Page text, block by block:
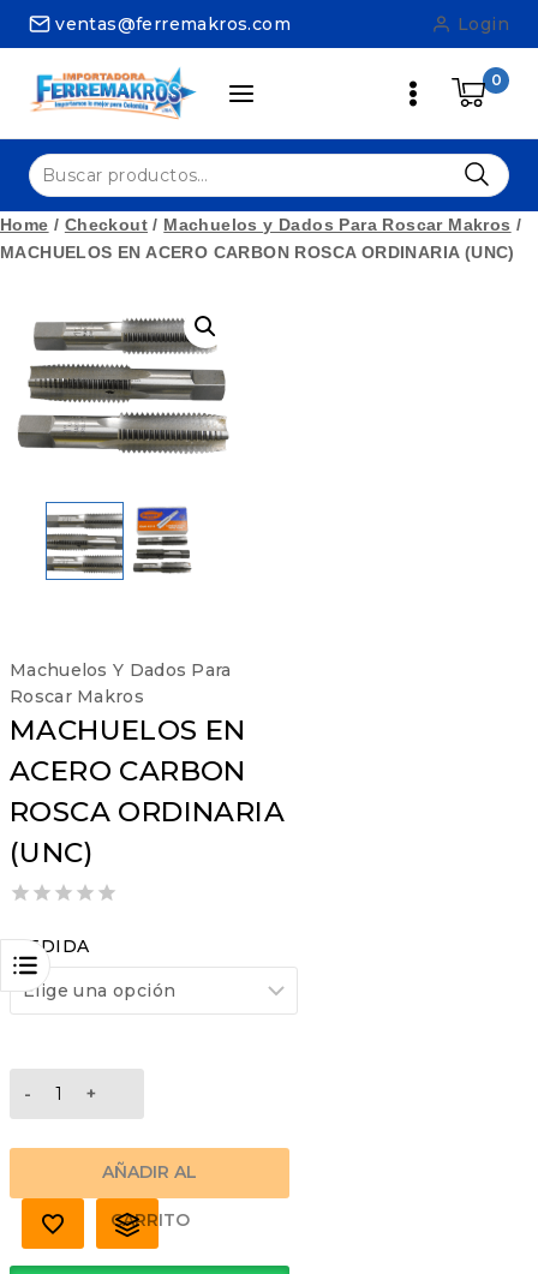
Skip
ventas@ferremakros.com Login
0
Buscar
por:
Home / Checkout / Machuelos y Dados Para Roscar Makros /
MACHUELOS EN ACERO CARBON ROSCA ORDINARIA (UNC)
Machuelos Y Dados Para
Roscar Makros
MACHUELOS EN
ACERO CARBON
ROSCA ORDINARIA
(UNC)
out
of
5
MEDIDA
MACHUELOS
CARBON
ORDINARIA
(UNC)
cantidad
AÑADIR AL
CARRITO